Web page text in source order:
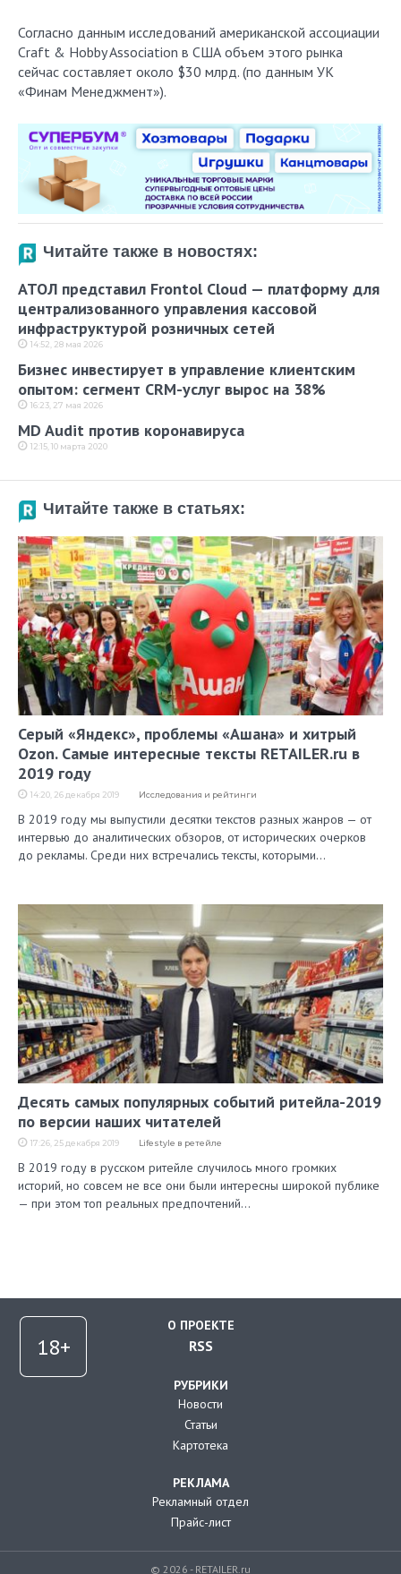
Согласно данным исследований американской ассоциации
Craft & Hobby Association в США объем этого рынка
сейчас составляет около $30 млрд. (по данным УК
«Финам Менеджмент»).
Читайте также в новостях:
АТОЛ представил Frontol Cloud — платформу для
централизованного управления кассовой
инфраструктурой розничных сетей
14:52, 28 мая 2026
Бизнес инвестирует в управление клиентским
опытом: сегмент CRM-услуг вырос на 38%
16:23, 27 мая 2026
MD Audit против коронавируса
12:15, 10 марта 2020
Читайте также в статьях:
Серый «Яндекс», проблемы «Ашана» и хитрый
Ozon. Самые интересные тексты RETAILER.ru в
2019 году
14:20, 26 декабря 2019 Исследования и рейтинги
В 2019 году мы выпустили десятки текстов разных жанров — от
интервью до аналитических обзоров, от исторических очерков
до рекламы. Среди них встречались тексты, которыми…
Десять самых популярных событий ритейла-2019
по версии наших читателей
17:26, 25 декабря 2019 Lifestyle в ретейле
В 2019 году в русском ритейле случилось много громких
историй, но совсем не все они были интересны широкой публике
— при этом топ реальных предпочтений…
О ПРОЕКТЕ
RSS
РУБРИКИ
Новости
Статьи
Картотека
РЕКЛАМА
Рекламный отдел
Прайс-лист
© 2026 - RETAILER.ru